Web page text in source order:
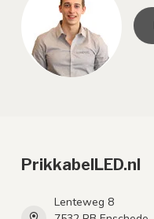
PrikkabelLED.nl
Lenteweg 8